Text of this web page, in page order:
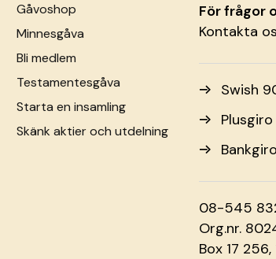
Gåvoshop
Minnesgåva
Bli medlem
Testamentesgåva
Starta en insamling
Skänk aktier och utdelning
För frågor
Kontakta
Swish
08-545
Org.nr.
Box 17